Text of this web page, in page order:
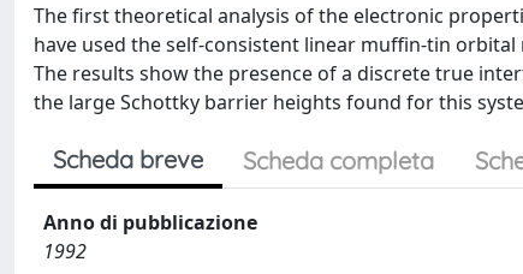
The first theoretical analysis of the electronic
have used the self-consistent linear muffin-tin
The results show the presence of a discrete true
the large Schottky barrier heights found for this
Scheda breve Scheda completa
Anno di pubblicazione
1992